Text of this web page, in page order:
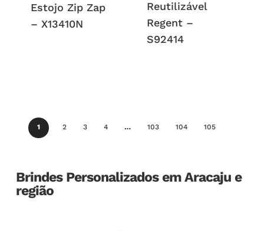
Estojo Zip Zap
– X13410N
Reutilizável
Regent –
S92414
1 2 3 4 … 103 104 105
Brindes Personalizados em Aracaju e
região